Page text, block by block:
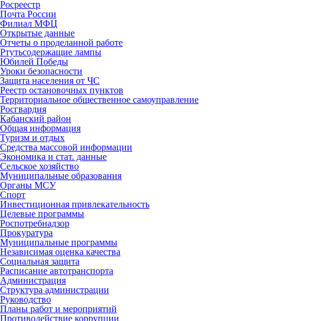
Росреестр
Почта России
Филиал МФЦ
Открытые данные
Отчеты о проделанной работе
Ртутьсодержащие лампы
Юбилей Победы
Уроки безопасности
Защита населения от ЧС
Реестр остановочных пунктов
Территориальное общественное самоуправление
Росгвардия
Кабанский район
Общая информация
Туризм и отдых
Средства массовой информации
Экономика и стат. данные
Сельское хозяйство
Муниципальные образования
Органы МСУ
Спорт
Инвестиционная привлекательность
Целевые программы
Роспотребнадзор
Прокуратура
Муниципальные программы
Независимая оценка качества
Социальная защита
Расписание автотранспорта
Администрация
Структура администрации
Руководство
Планы работ и мероприятий
Противодействие коррупции